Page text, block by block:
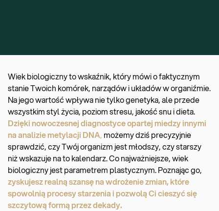
Wiek biologiczny to wskaźnik, który mówi o faktycznym
stanie Twoich komórek, narządów i układów w organiźmie.
Na jego wartość wpływa nie tylko genetyka, ale przede
wszystkim styl życia, poziom stresu, jakość snu i dieta.
Dzięki nowoczesnej diagnostyce opartej miedzy innymi
na analizie metylacji DNA, możemy dziś precyzyjnie
sprawdzić, czy Twój organizm jest młodszy, czy starszy
niż wskazuje na to kalendarz. Co najważniejsze, wiek
biologiczny jest parametrem plastycznym. Poznając go,
zyskujesz realną szansę na wdrożenie zmian, które
spowolnią procesy starzenia i pozwolą Ci cieszyć się
szczytową formą przez dekady.